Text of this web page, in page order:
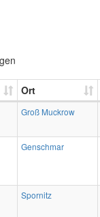
Ort
Groß Muckrow
Genschmar
Spornitz